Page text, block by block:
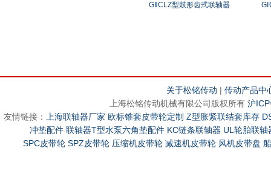
GⅡCLZ型鼓形齿式联轴器
关于松铭传动 | 传动产品中
上海松铭传动机械有限公司版权所有 沪
友情链接：
上海联轴器厂家 欧标锥套皮带轮定制 Z型胀紧联结套库存
冲垫配件 联轴器T型水泵六角垫配件 KC链条联轴器 UL轮胎联轴
SPC皮带轮 SPZ皮带轮 压缩机皮带轮 减速机皮带轮 风机皮带盘